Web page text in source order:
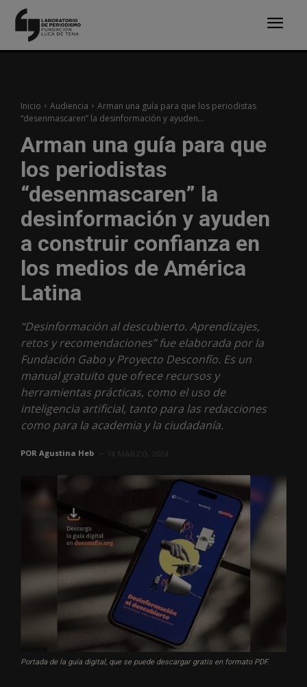
Inicio Audiencia
Arman una guía para que los periodistas
“desenmascaren” la desinformación y ayuden...
Arman una guía para que
los periodistas
“desenmascaren” la
desinformación y ayuden
a construir confianza en
los medios de América
Latina
“Desinformación al descubierto. Aprendizajes,
retos y recomendaciones” fue elaborada por la
Fundación Gabo y Proyecto Desconfío. Es un
manual gratuito que ofrece recursos y
herramientas prácticas, como el uso de
inteligencia artificial, tanto para las redacciones
como para la academia y la ciudadanía.
POR Agustina Heb
Portada de la guía digital, que se puede descargar gratis en formato PDF.